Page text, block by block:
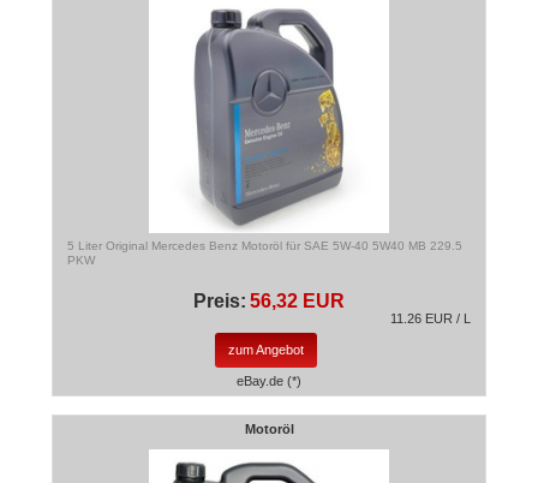
5 Liter Original Mercedes Benz Motoröl für SAE 5W-40 5W40 MB 229.5
PKW
Preis: 56,32 EUR
11.26 EUR / L
zum Angebot
eBay.de (*)
Motoröl